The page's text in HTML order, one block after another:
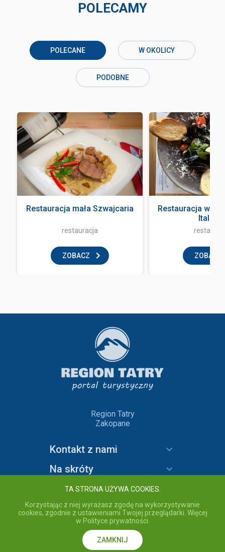
POLECAMY
POLECANE W OKOLICY
PODOBNE
Restauracja mała Szwajcaria
restauracja
ZOBACZ
Restauracja
Italiano
ZOBACZ
Region Tatry
Zakopane
Kontakt z nami
Na skróty
Informacje
copyright © 2020 Region Tatry - wszelkie prawa zastrzeżone.
Przebywając na stronie akceptujesz Politykę prywatności
Region Tatry
TA STRONA UŻYWA COOKIES.
Korzystając z niej wyrażasz zgodę na wykorzystywanie
cookies, zgodnie z ustawieniami Twojej przeglądarki. Więcej
w Polityce prywatności.